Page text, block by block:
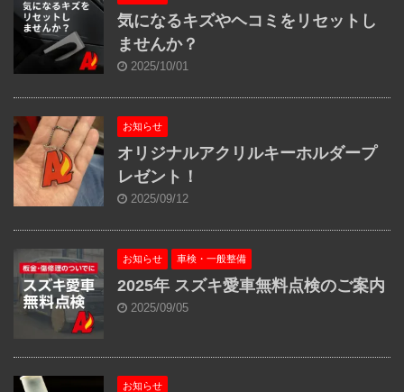
気になるキズやヘコミをリセットし
ませんか？
2025/10/01
お知らせ
オリジナルアクリルキーホルダープ
レゼント！
2025/09/12
お知らせ 車検・一般整備
2025年 スズキ愛車無料点検のご案内
2025/09/05
お知らせ